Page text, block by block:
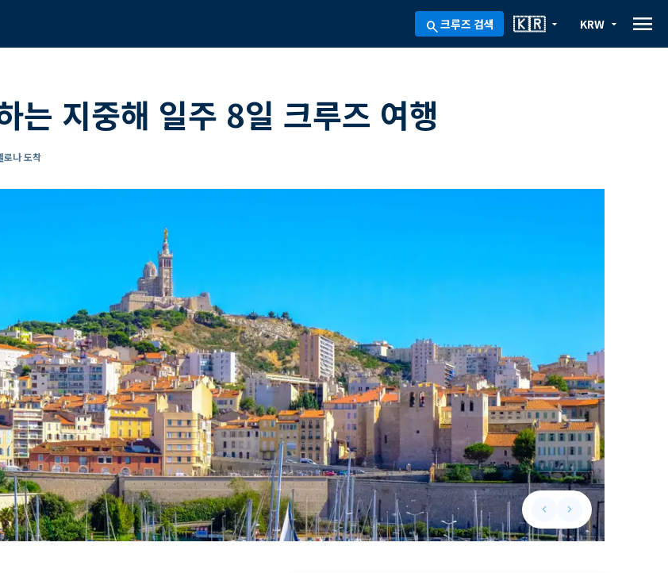
search크루즈 검색 arrow_drop_down
🇰🇷 arrow_drop_down
KRW menu
는 지중해 일주 8일 크루즈 여행
로나 도착
keyboard_arrow_leftPrevious slide
keyboard_arrow_rightNext slide